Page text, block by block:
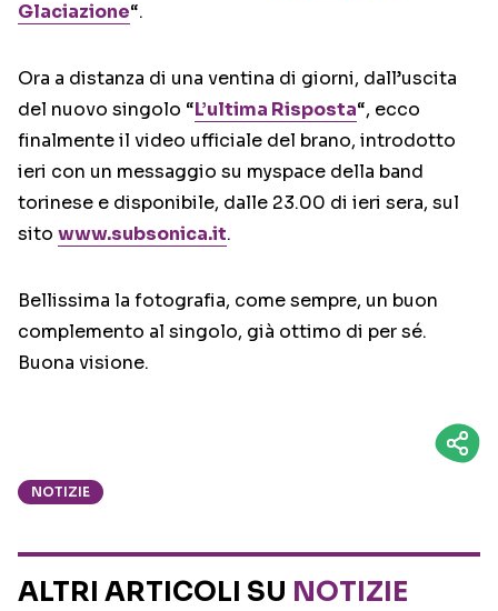
Glaciazione“.
Ora a distanza di una ventina di giorni, dall’uscita
del nuovo singolo “L’ultima Risposta“, ecco
finalmente il video ufficiale del brano, introdotto
ieri con un messaggio su myspace della band
torinese e disponibile, dalle 23.00 di ieri sera, sul
sito www.subsonica.it.
Bellissima la fotografia, come sempre, un buon
complemento al singolo, già ottimo di per sé.
Buona visione.
NOTIZIE
ALTRI ARTICOLI SU NOTIZIE